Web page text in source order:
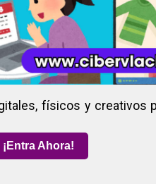
físicos y creativos
¡Entra Ahora!